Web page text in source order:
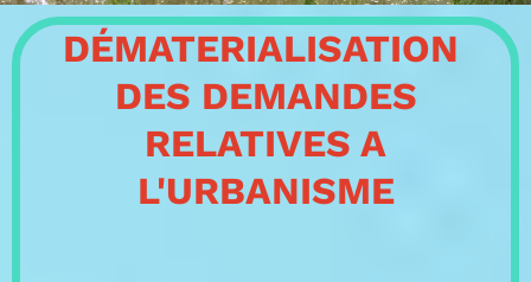
DÉMATERIALISATION
DES DEMANDES
RELATIVES A
L'URBANISME